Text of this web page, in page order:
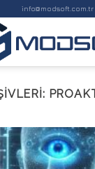
info@modsoft.com.tr